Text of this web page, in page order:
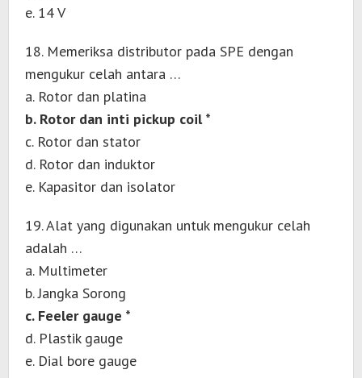
e. 14 V
18. Memeriksa distributor pada SPE dengan
mengukur celah antara …
a. Rotor dan platina
b. Rotor dan inti pickup coil *
c. Rotor dan stator
d. Rotor dan induktor
e. Kapasitor dan isolator
19. Alat yang digunakan untuk mengukur celah
adalah …
a. Multimeter
b. Jangka Sorong
c. Feeler gauge *
d. Plastik gauge
e. Dial bore gauge